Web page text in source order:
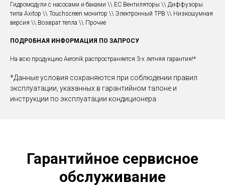
Гидромодули с насосами и баками \\ EC Вентиляторы \\ Диффузоры
типа Axitop \\ Touchscreen монитор \\ Электронный ТРВ \\ Низкошумная
версия \\ Возврат тепла \\ Прочие
ПОДРОБНАЯ ИНФОРМАЦИЯ ПО ЗАПРОСУ
На всю продукцию Aeronik распространяется 3-х летняя гарантия!*
*Данные условия сохраняются при соблюдении правил
эксплуатации, указанных в гарантийном талоне и
инструкции по эксплуатации кондиционера.
Гарантийное сервисное
обслуживание